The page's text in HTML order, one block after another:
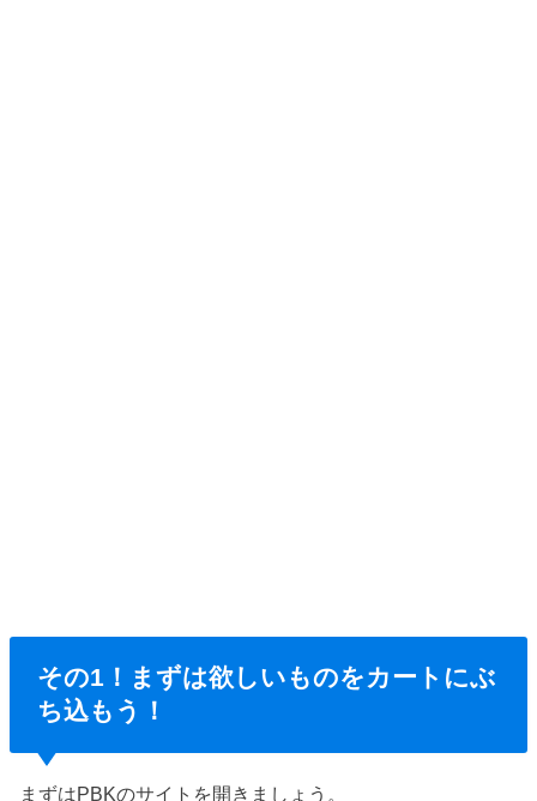
その1！まずは欲しいものをカートにぶ
ち込もう！
まずはPBKのサイトを開きましょう。